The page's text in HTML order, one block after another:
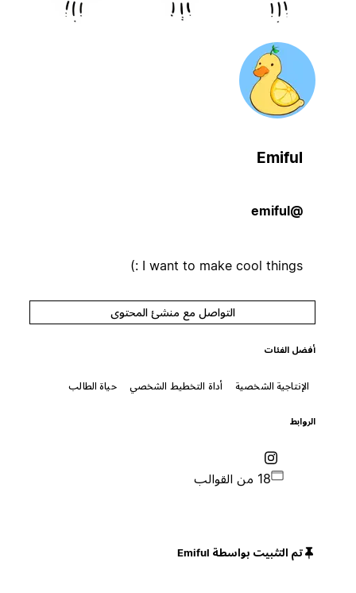
Emiful
I want to make cool things :)
التواصل مع منشئ المحتوى
أفضل الفئات
الإنتاجية الشخصية أداة التخطيط الشخصي حياة الطالب
تم التثبيت بواسطة Emiful